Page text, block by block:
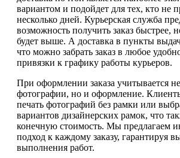
вариантом и подойдет для тех, кто не
несколько дней. Курьерская служба
возможность получить заказ быстрее,
будет выше. А доставка в пункты
что можно забрать заказ в любое
привязки к графику работы курьеров.
При оформлении заказа учитывается
фотографии, но и оформление.
печать фотографий без рамки или
вариантов дизайнерских рамок, что
конечную стоимость. Мы предлагаем
подход к каждому заказу, гарантируя
выполнения работ.